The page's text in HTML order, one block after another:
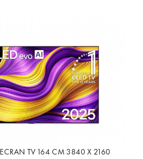
TV 164 CM 3840 X 2160